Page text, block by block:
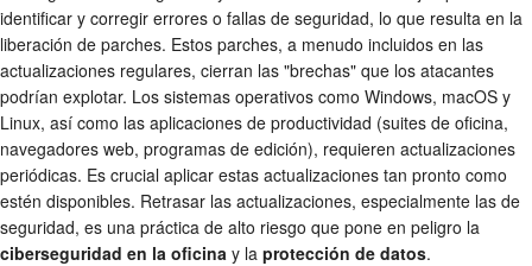
identificar y corregir errores o fallas de seguridad, lo que resulta en la
liberación de parches. Estos parches, a menudo incluidos en las
actualizaciones regulares, cierran las "brechas" que los atacantes
podrían explotar. Los sistemas operativos como Windows, macOS y
Linux, así como las aplicaciones de productividad (suites de oficina,
navegadores web, programas de edición), requieren actualizaciones
periódicas. Es crucial aplicar estas actualizaciones tan pronto como
estén disponibles. Retrasar las actualizaciones, especialmente las de
seguridad, es una práctica de alto riesgo que pone en peligro la
ciberseguridad en la oficina y la protección de datos.